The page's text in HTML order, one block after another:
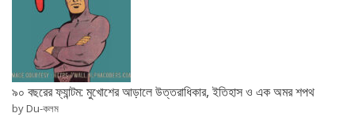
৯০ বছরের ফ্যান্টম: মুখোশের আড়ালে উত্তরাধিকার, ইতিহাস ও এক অমর শপথ
by Du-কলম